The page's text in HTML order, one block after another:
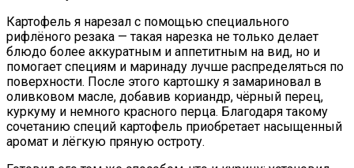
Картофель я нарезал с помощью специального
рифлёного резака — такая нарезка не только делает
блюдо более аккуратным и аппетитным на вид, но и
помогает специям и маринаду лучше распределяться по
поверхности. После этого картошку я замариновал в
оливковом масле, добавив кориандр, чёрный перец,
куркуму и немного красного перца. Благодаря такому
сочетанию специй картофель приобретает насыщенный
аромат и лёгкую пряную остроту.